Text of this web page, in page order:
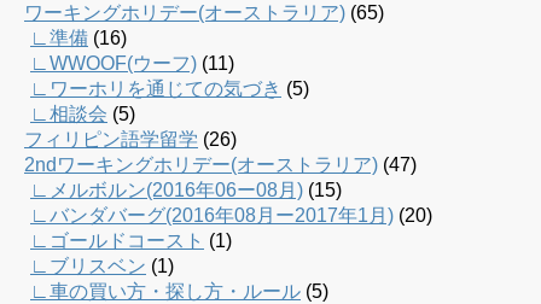
ワーキングホリデー(オーストラリア) (65)
∟準備 (16)
∟WWOOF(ウーフ) (11)
∟ワーホリを通じての気づき (5)
∟相談会 (5)
フィリピン語学留学 (26)
2ndワーキングホリデー(オーストラリア) (47)
∟メルボルン(2016年06ー08月) (15)
∟バンダバーグ(2016年08月ー2017年1月) (20)
∟ゴールドコースト (1)
∟ブリスベン (1)
∟車の買い方・探し方・ルール (5)